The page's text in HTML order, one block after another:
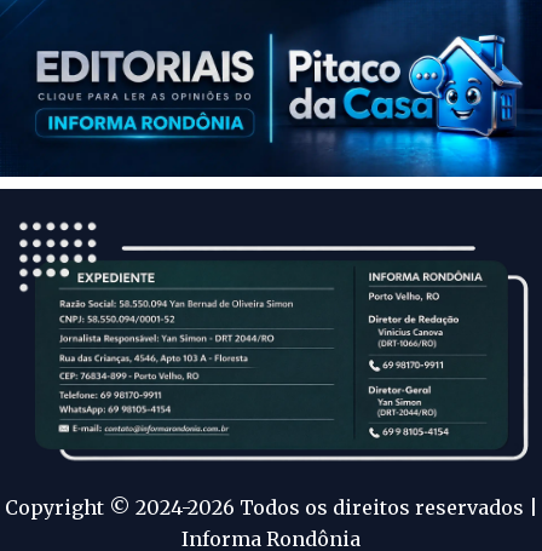
Copyright © 2024-2026 Todos os direitos reservados |
Informa Rondônia